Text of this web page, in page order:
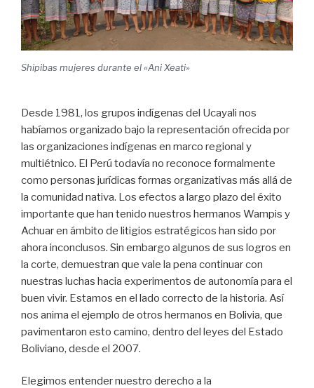
Shipibas mujeres durante el «Ani Xeati»
Desde 1981, los grupos indígenas del Ucayali nos
habíamos organizado bajo la representación ofrecida por
las organizaciones indígenas en marco regional y
multiétnico. El Perú todavía no reconoce formalmente
como personas jurídicas formas organizativas más allá de
la comunidad nativa. Los efectos a largo plazo del éxito
importante que han tenido nuestros hermanos Wampis y
Achuar en ámbito de litigios estratégicos han sido por
ahora inconclusos. Sin embargo algunos de sus logros en
la corte, demuestran que vale la pena continuar con
nuestras luchas hacia experimentos de autonomía para el
buen vivir. Estamos en el lado correcto de la historia. Así
nos anima el ejemplo de otros hermanos en Bolivia, que
pavimentaron esto camino, dentro del leyes del Estado
Boliviano, desde el 2007.
Elegimos entender nuestro derecho a la